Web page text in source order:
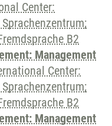
Center:
B2
Management
Center:
B2
Management